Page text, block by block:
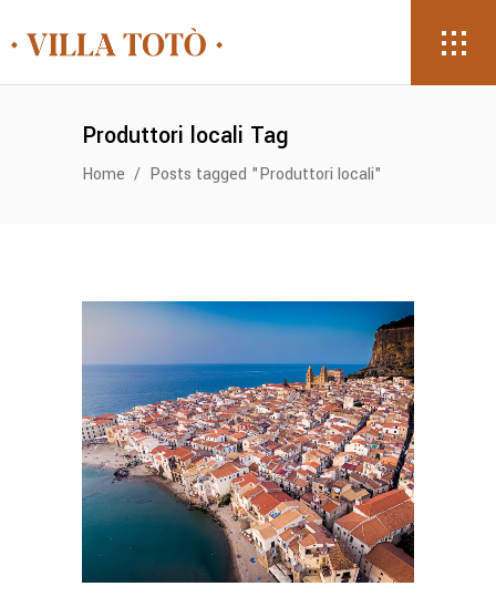
Produttori locali Tag
Home / Posts tagged "Produttori locali"